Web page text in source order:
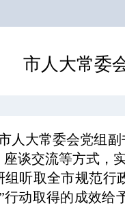
市人大常委
人大常委会党组
谈交流等方式，
组听取全市规范行
行动取得的成效